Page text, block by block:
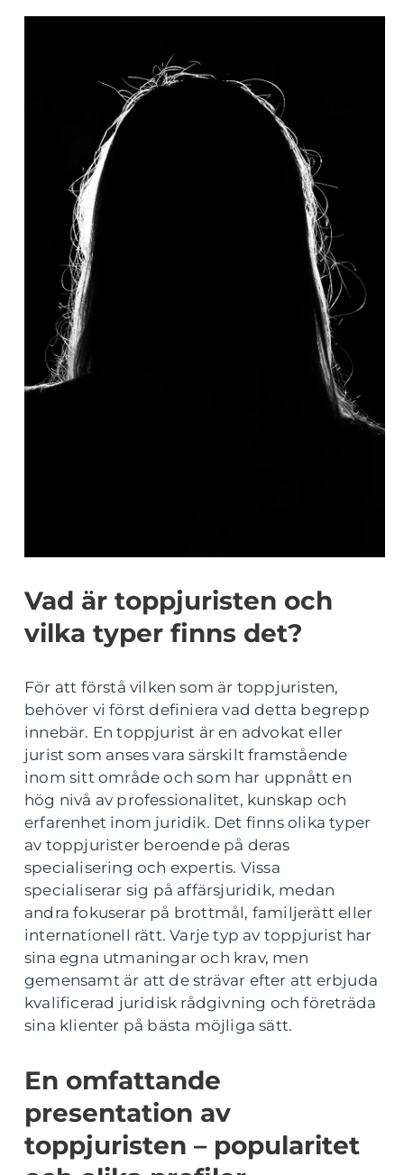
Vad är toppjuristen och
vilka typer finns det?
För att förstå vilken som är toppjuristen,
behöver vi först definiera vad detta begrepp
innebär. En toppjurist är en advokat eller
jurist som anses vara särskilt framstående
inom sitt område och som har uppnått en
hög nivå av professionalitet, kunskap och
erfarenhet inom juridik. Det finns olika typer
av toppjurister beroende på deras
specialisering och expertis. Vissa
specialiserar sig på affärsjuridik, medan
andra fokuserar på brottmål, familjerätt eller
internationell rätt. Varje typ av toppjurist har
sina egna utmaningar och krav, men
gemensamt är att de strävar efter att erbjuda
kvalificerad juridisk rådgivning och företräda
sina klienter på bästa möjliga sätt.
En omfattande
presentation av
toppjuristen – popularitet